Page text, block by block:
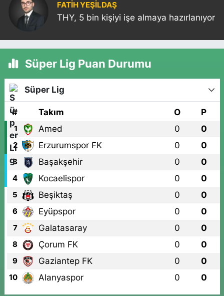
FATIH YEŞİLDAŞ
THY, 5 bin kişiyi işe almaya hazırlanıyor
Süper Lig Puan Durumu
Süper Lig
# Takım O P
1 Amed 0 0
2 Erzurumspor FK 0 0
3 Başakşehir 0 0
4 Kocaelispor 0 0
5 Beşiktaş 0 0
6 Eyüpspor 0 0
7 Galatasaray 0 0
8 Çorum FK 0 0
9 Gaziantep FK 0 0
10 Alanyaspor 0 0